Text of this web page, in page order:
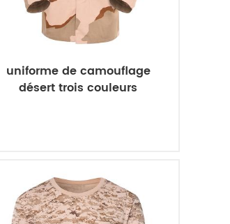
uniforme de camouflage
désert trois couleurs